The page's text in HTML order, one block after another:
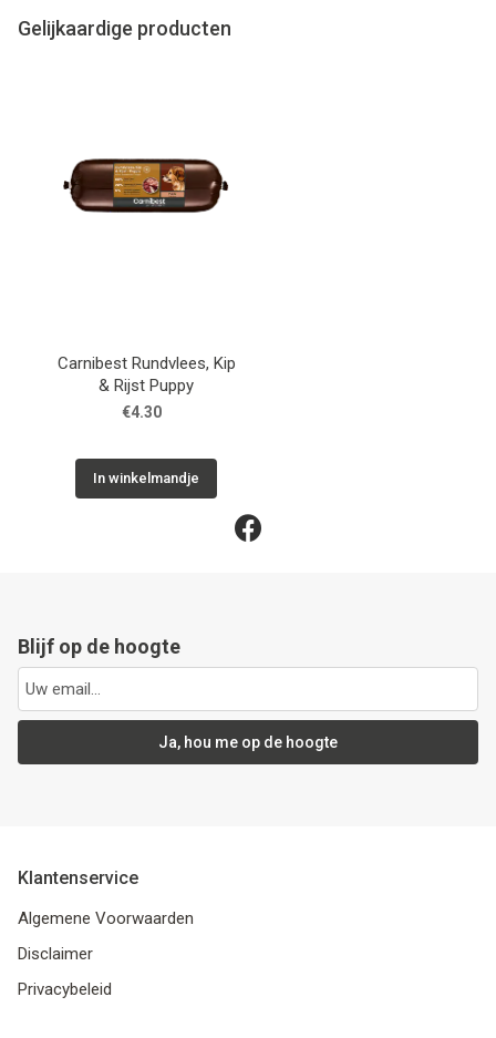
Gelijkaardige producten
Carnibest Rundvlees, Kip
& Rijst Puppy
€4.30
In winkelmandje
Blijf op de hoogte
Ja, hou me op de hoogte
Klantenservice
Algemene Voorwaarden
Disclaimer
Privacybeleid